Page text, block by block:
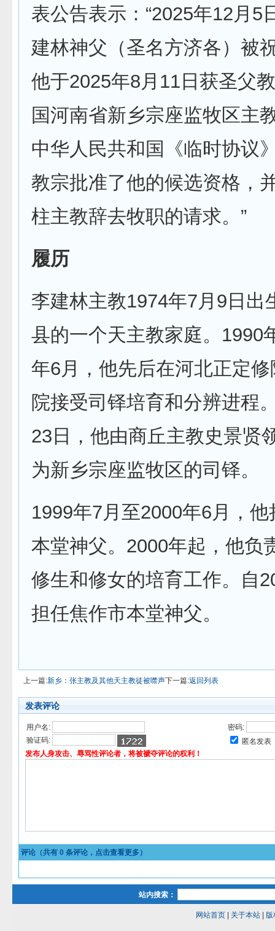
表公告表示：“2025年12月5
建林神父（圣名方济各）被
他于2025年8月11日获圣父
国河南省新乡宗座监牧区主
中华人民共和国《临时协议
教宗批准了他的候选资格，
柱主教辞去牧职的请求。”
履历
李建林主教1974年7月9日出
县的一个天主教家庭。1990
年6月，他先后在河北正定
院接受司铎培育和分辨进程
23日，他由商丘主教史景贤
为新乡宗座监牧区的司铎。
1999年7月至2000年6月，
本堂神父。2000年起，他负
修生和修女的培育工作。自
担任焦作市本堂神父。
上一篇:新乡：张主教及其他天主教徒被噤声下一篇:返回列表
发表评论
用户名:
密码:
验证码:
匿名发表
发布人身攻击、辱骂性评论者，将被褫夺评论的权利！
评论（共有 0 条评论，点击查看更多）
站内搜索：
网站首页| 关于本站| 版